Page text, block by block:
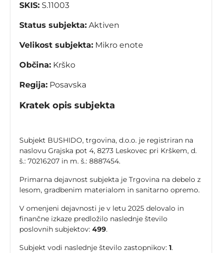
SKIS: S.11003
Status subjekta: Aktiven
Velikost subjekta: Mikro enote
Občina: Krško
Regija: Posavska
Kratek opis subjekta
Subjekt BUSHIDO, trgovina, d.o.o. je registriran na
naslovu Grajska pot 4, 8273 Leskovec pri Krškem, d.
š.: 70216207 in m. š.: 8887454.
Primarna dejavnost subjekta je Trgovina na debelo z
lesom, gradbenim materialom in sanitarno opremo.
V omenjeni dejavnosti je v letu 2025 delovalo in
finančne izkaze predložilo naslednje število
poslovnih subjektov: 499.
Subjekt vodi naslednje število zastopnikov: 1.